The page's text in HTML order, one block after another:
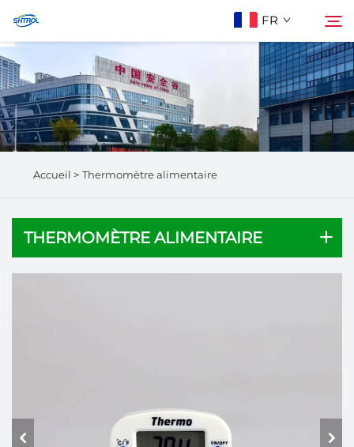
FR
À Propos De Nous
Produits
Rechercher
Accueil > Thermomètre alimentaire
THERMOMÈTRE ALIMENTAIRE